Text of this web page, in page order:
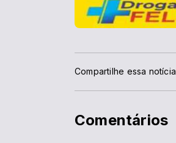
Compartilhe essa notícia
Comentários